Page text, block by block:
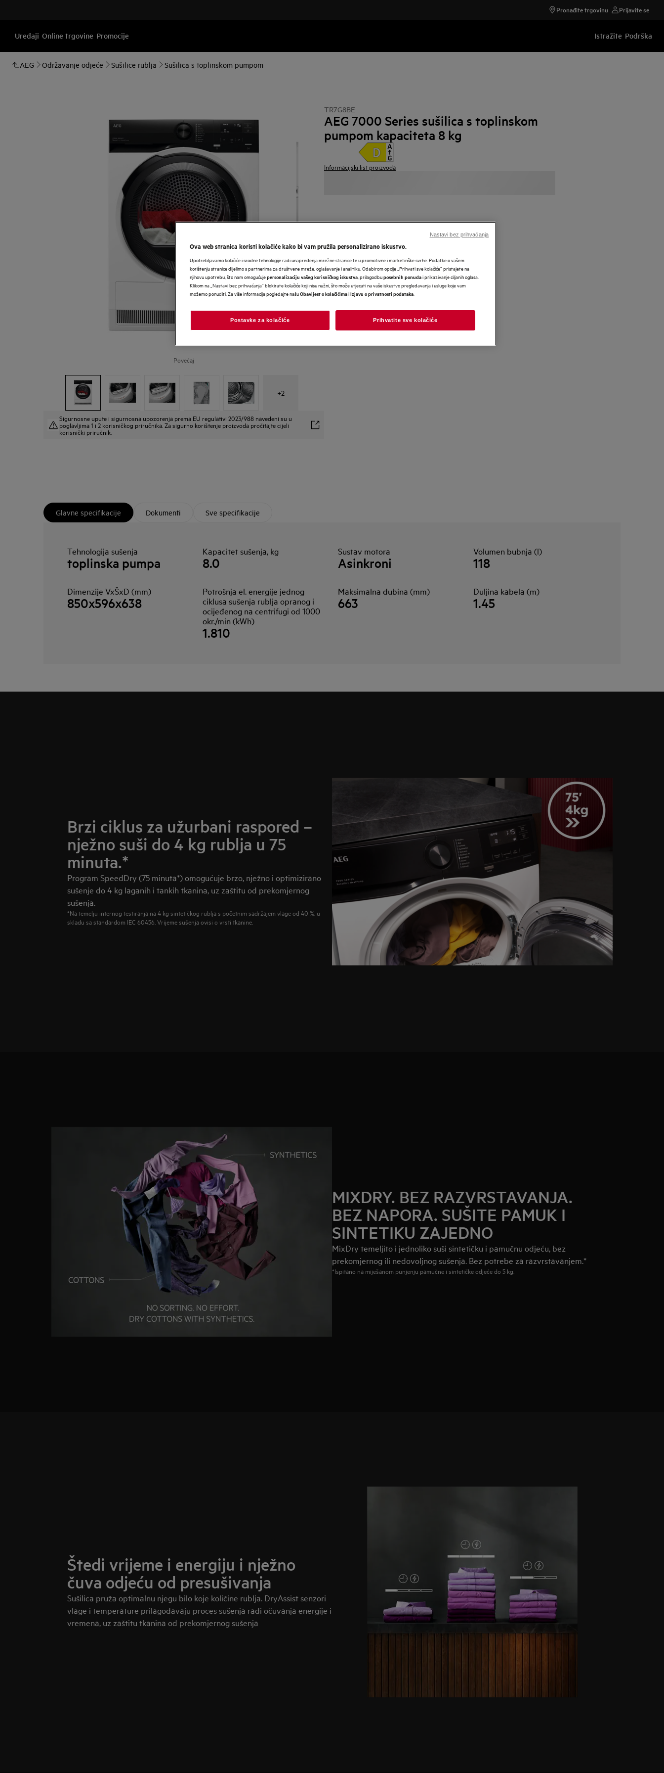
Pronađite trgovinu Prijavite se
Uređaji Online trgovine Promocije Istražite Podrška
AEG Održavanje odjeće Sušilice rublja Sušilica s toplinskom pumpom
Povećaj
+2
Sigurnosne upute i sigurnosna upozorenja prema EU regulativi 2023/988 navedeni su u
poglavljima 1 i 2 korisničkog priručnika. Za sigurno korištenje proizvoda pročitajte cijeli
korisnički priručnik.
TR7G8BE
AEG 7000 Series sušilica s toplinskom
pumpom kapaciteta 8 kg
Informacijski list proizvoda
Glavne specifikacije Dokumenti Sve specifikacije
Tehnologija sušenja
toplinska pumpa
Kapacitet sušenja, kg
8.0
Sustav motora
Asinkroni
Volumen bubnja (l)
118
Dimenzije VxŠxD (mm)
850x596x638
Potrošnja el. energije jednog
ciklusa sušenja rublja opranog i
ocijeđenog na centrifugi od 1000
okr./min (kWh)
1.810
Maksimalna dubina (mm)
663
Duljina kabela (m)
1.45
Brzi ciklus za užurbani raspored –
nježno suši do 4 kg rublja u 75
minuta.*
Program SpeedDry (75 minuta*) omogućuje brzo, nježno i optimizirano
sušenje do 4 kg laganih i tankih tkanina, uz zaštitu od prekomjernog
sušenja.
*Na temelju internog testiranja na 4 kg sintetičkog rublja s početnim sadržajem vlage od 40 %, u
skladu sa standardom IEC 60456. Vrijeme sušenja ovisi o vrsti tkanine.
MIXDRY. BEZ RAZVRSTAVANJA.
BEZ NAPORA. SUŠITE PAMUK I
SINTETIKU ZAJEDNO
MixDry temeljito i jednoliko suši sintetičku i pamučnu odjeću, bez
prekomjernog ili nedovoljnog sušenja. Bez potrebe za razvrstavanjem.*
*Ispitano na miješanom punjenju pamučne i sintetičke odjeće do 5 kg.
Štedi vrijeme i energiju i nježno
čuva odjeću od presušivanja
Sušilica pruža optimalnu njegu bilo koje količine rublja. DryAssist senzori
vlage i temperature prilagođavaju proces sušenja radi očuvanja energije i
vremena, uz zaštitu tkanina od prekomjernog sušenja
Ova web stranica koristi kolačiće kako bi vam pružila personalizirano iskustvo.
Upotrebljavamo kolačiće i srodne tehnologije radi unapređenja mrežne stranice te u promotivne i marketinške svrhe. Podatke o vašem
korištenju stranice dijelimo s partnerima za društvene mreže, oglašavanje i analitiku. Odabirom opcije „Prihvati sve kolačiće” pristajete na
njihovu upotrebu, što nam omogućujepersonalizaciju vašeg korisničkog iskustva , prilagodbuposebnih ponudai prikazivanje ciljanih oglasa.
Klikom na „Nastavi bez prihvaćanja” blokirate kolačiće koji nisu nužni, što može utjecati na vaše iskustvo pregledavanja i usluge koje vam
možemo ponuditi. Za više informacija pogledajte našuObavijest o kolačićimaiIzjavu o privatnosti podataka
Postavke za kolačiće Prihvatite sve kolačiće
Nastavi bez prihvaćanja